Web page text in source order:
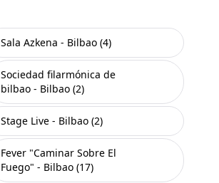
Sala Azkena - Bilbao (4)
Sociedad filarmónica de
bilbao - Bilbao (2)
Stage Live - Bilbao (2)
Fever "Caminar Sobre El
Fuego" - Bilbao (17)